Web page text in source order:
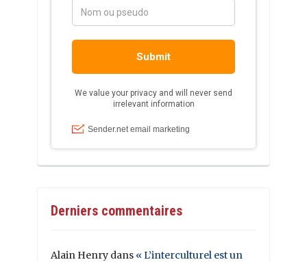
Derniers commentaires
Alain Henry dans « L’interculturel est un